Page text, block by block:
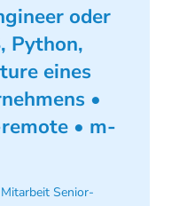
oder
Python,
eines
•
• m-
Senior-